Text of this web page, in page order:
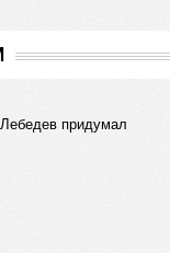
У
записанные в
создают
проводили, как
его